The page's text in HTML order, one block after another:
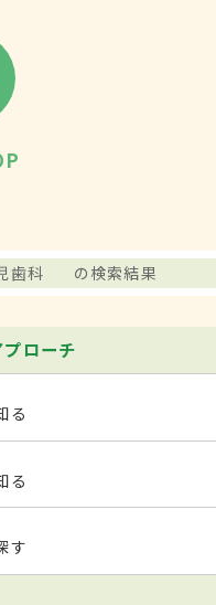
歯科 の検索結果
ローチ
る
る
す